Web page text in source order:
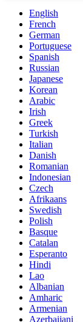
English
French
German
Portuguese
Spanish
Russian
Japanese
Korean
Arabic
Irish
Greek
Turkish
Italian
Danish
Romanian
Indonesian
Czech
Afrikaans
Swedish
Polish
Basque
Catalan
Esperanto
Hindi
Lao
Albanian
Amharic
Armenian
Azerbaijani